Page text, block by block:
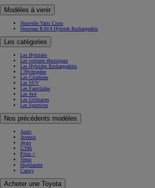
Modèles à venir
Nouvelle Yaris Cross
Nouveau RAV4 Hybride Rechargeable
Les catégories
Les Hybrides
Les voitures électriques
Les Hybrides Rechargeables
L'Hydrogène
Les Citadines
Les SUV
Les Familiales
Les 4x4
Les Utilitaires
Les Sportives
Nos précédents modèles
Auris
Avensis
Aygo
GT86
Prius +
Verso
Highlander
Camry
Acheter une Toyota